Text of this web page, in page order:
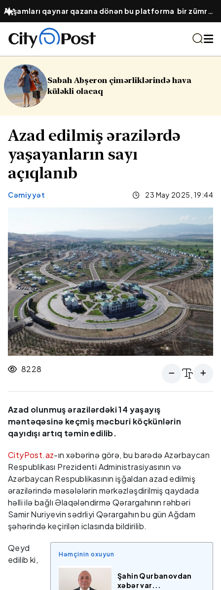
Axşamları qaynar qazana dönən bu platforma bir zümrə
qadınlarla dolu olur...
çimərliklərində hava
16 yaşlı
Azad edilmiş ərazilərdə
yaşayanların sayı
açıqlanıb
Cəmiyyət 23 May 2025, 19:44
8228
Azad olunmuş ərazilərdəki 14 yaşayış
məntəqəsinə keçmiş məcburi köçkünlərin
qayıdışı artıq təmin edilib.
CityPost.az-ın xəbərinə görə, bu barədə Azərbaycan
Respublikası Prezidenti Administrasiyasının və
Azərbaycan Respublikasının işğaldan azad edilmiş
ərazilərində məsələlərin mərkəzləşdirilmiş qaydada
həlli ilə bağlı Əlaqələndirmə Qərargahının rəhbəri
Samir Nuriyevin sədrliyi Qərargahın bu gün Ağdam
şəhərində keçirilən iclasında bildirilib.
Həmçinin oxuyun
Şahin Qurbanovdan
xəbər var...
Qeyd
edilib ki,